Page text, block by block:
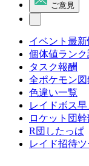
ご意見
イベント最新
個体値ラン
タスク報酬
全ポケモン図
色違い一覧
レイドボス早
ロケット団幹
R団したっぱ
レイド招待